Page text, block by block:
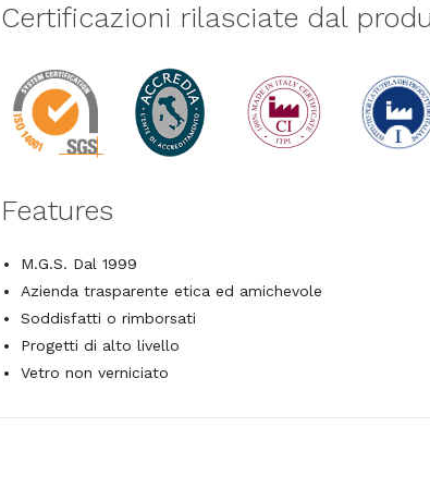
Certificazioni rilasciate dal
Features
M.G.S. Dal 1999
Azienda trasparente etica ed amichevole
Soddisfatti o rimborsati
Progetti di alto livello
Vetro non verniciato